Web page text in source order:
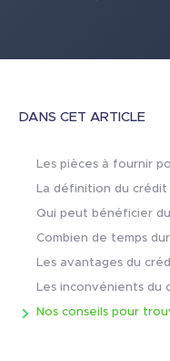
DANS CET ARTICLE
Les pièces à fournir
La définition du
Qui peut bénéficier
Combien de temps
Les avantages du
Les inconvénients du
Nos conseils pour